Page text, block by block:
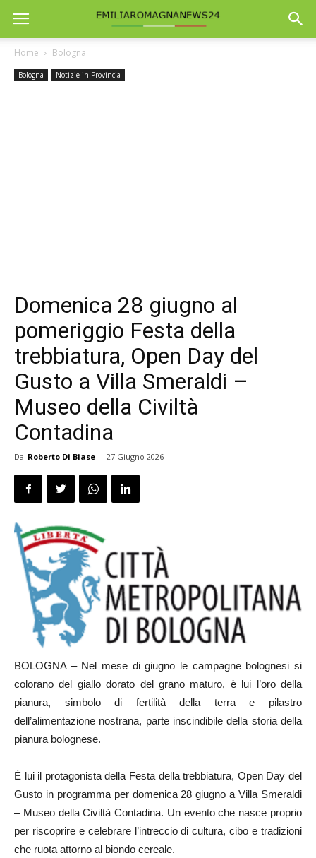
Home Bologna
Bologna Notizie in Provincia
Domenica 28 giugno al
pomeriggio Festa della
trebbiatura, Open Day del
Gusto a Villa Smeraldi –
Museo della Civiltà
Contadina
Da Roberto Di Biase - 27 Giugno 2026
BOLOGNA – Nel mese di giugno le campagne bolognesi si
colorano del giallo dorato del grano maturo, è lui l’oro della
pianura, simbolo di fertilità della terra e pilastro
dell’alimentazione nostrana, parte inscindibile della storia della
pianura bolognese.
È lui il protagonista della Festa della trebbiatura, Open Day del
Gusto in programma per domenica 28 giugno a Villa Smeraldi
– Museo della Civiltà Contadina. Un evento che nasce proprio
per riscoprire e celebrare l’intreccio di cultura, cibo e tradizioni
che ruota attorno al biondo cereale.